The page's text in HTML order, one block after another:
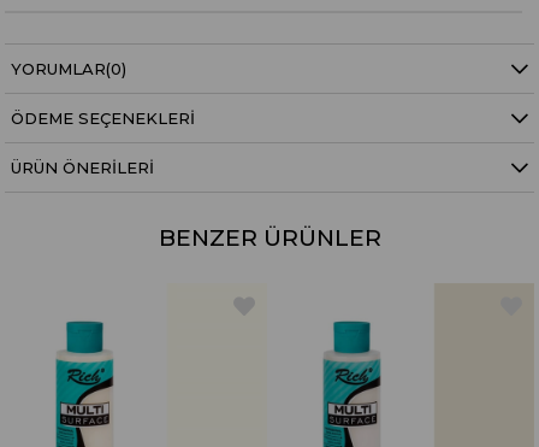
YORUMLAR(0)
ÖDEME SEÇENEKLERI
ÜRÜN ÖNERILERI
BENZER ÜRÜNLER